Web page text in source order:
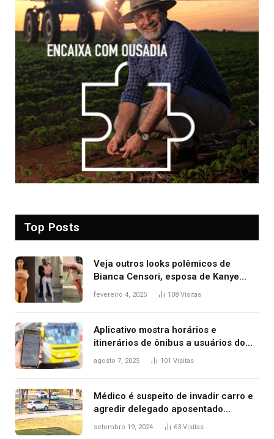
Top Posts
Veja outros looks polêmicos de
Bianca Censori, esposa de Kanye
West que apareceu nua no Grammy
fevereiro 4, 2025 108 Visitas
Aplicativo mostra horários e
itinerários de ônibus a usuários do
transporte público de Palmas; confira
agosto 7, 2025 101 Visitas
Médico é suspeito de invadir carro e
agredir delegado aposentado
durante confusão no trânsito
setembro 19, 2024 63 Visitas